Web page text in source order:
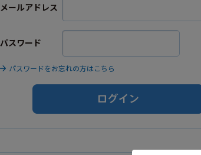
メールアドレス
パスワード
パスワードをお忘れの方はこちら